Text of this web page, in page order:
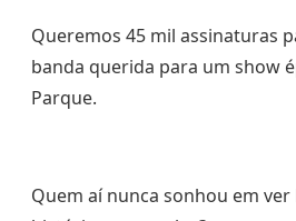
Queremos 45 mil assinaturas
banda querida para um show
Parque.
Quem aí nunca sonhou em